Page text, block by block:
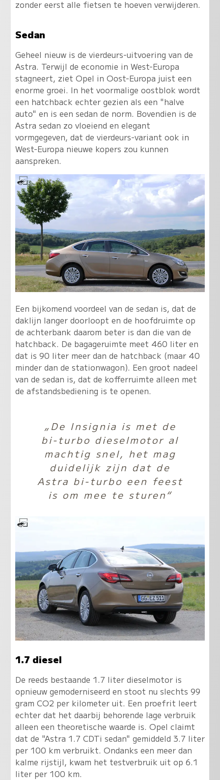
zonder eerst alle fietsen te hoeven verwijderen.
Sedan
Geheel nieuw is de vierdeurs-uitvoering van de
Astra. Terwijl de economie in West-Europa
stagneert, ziet Opel in Oost-Europa juist een
enorme groei. In het voormalige oostblok wordt
een hatchback echter gezien als een "halve
auto" en is een sedan de norm. Bovendien is de
Astra sedan zo vloeiend en elegant
vormgegeven, dat de vierdeurs-variant ook in
West-Europa nieuwe kopers zou kunnen
aanspreken.
Een bijkomend voordeel van de sedan is, dat de
daklijn langer doorloopt en de hoofdruimte op
de achterbank daarom beter is dan die van de
hatchback. De bagageruimte meet 460 liter en
dat is 90 liter meer dan de hatchback (maar 40
minder dan de stationwagon). Een groot nadeel
van de sedan is, dat de kofferruimte alleen met
de afstandsbediening is te openen.
„De Insignia is met de
bi-turbo dieselmotor al
machtig snel, het mag
duidelijk zijn dat de
Astra bi-turbo een feest
is om mee te sturen“
1.7 diesel
De reeds bestaande 1.7 liter dieselmotor is
opnieuw gemoderniseerd en stoot nu slechts 99
gram CO2 per kilometer uit. Een proefrit leert
echter dat het daarbij behorende lage verbruik
alleen een theoretische waarde is. Opel claimt
dat de "Astra 1.7 CDTi sedan" gemiddeld 3.7 liter
per 100 km verbruikt. Ondanks een meer dan
kalme rijstijl, kwam het testverbruik uit op 6.1
liter per 100 km.